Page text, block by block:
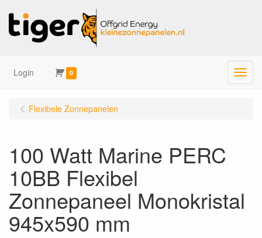
Login 0 Menu
Flexibele Zonnepanelen
100 Watt Marine PERC
10BB Flexibel
Zonnepaneel Monokristal
945x590 mm